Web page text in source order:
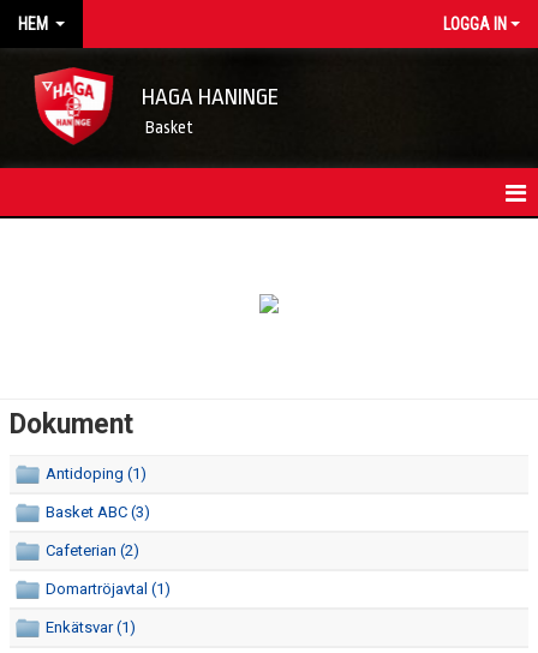
HEM LOGGA IN
HAGA HANINGE
Basket
STYRELSEN
ÅRSMÖTE
Dokument
Antidoping (1)
Basket ABC (3)
Cafeterian (2)
Domartröjavtal (1)
Enkätsvar (1)